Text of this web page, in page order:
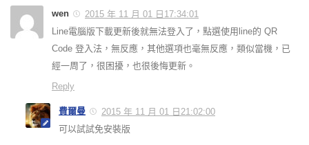
wen
2015 年 11 月 01 日17:34:01
Line電腦版下載更新後就無法登入了，點選使用line的 QR
Code 登入法，無反應，其他選項也毫無反應，類似當機，已
經一周了，很困擾，也很後悔更新。
Reply
費爾曼
2015 年 11 月 01 日21:02:00
可以試試免安裝版